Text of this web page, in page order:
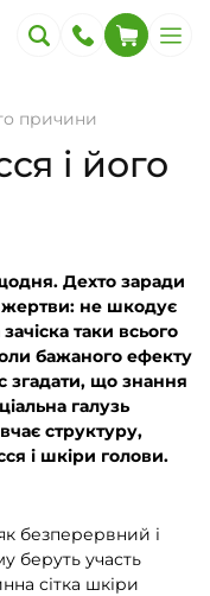
причини
і його
Дехто заради
жертви: не шкодує
таки всього
бажаного ефекту
згадати, що знання
галузь
структуру,
і шкіри голови.
безперервний і
беруть участь
сітка шкіри